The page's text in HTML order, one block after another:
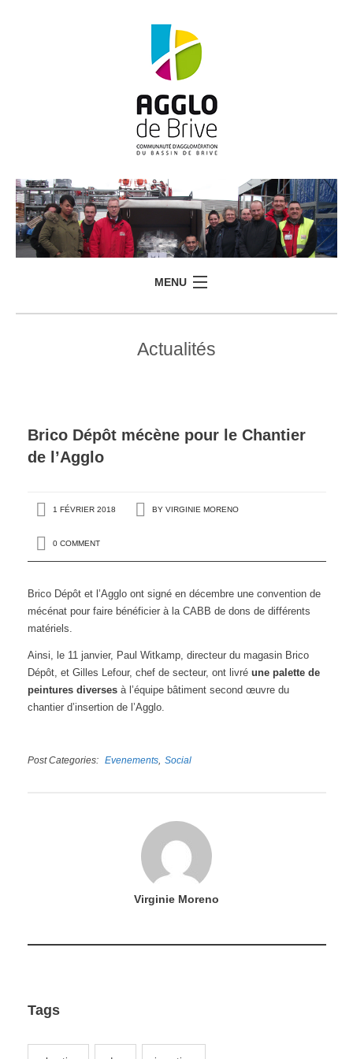
MENU
Actualités
Brico Dépôt mécène pour le Chantier
de l’Agglo
1 FÉVRIER 2018 BY VIRGINIE MORENO
0 COMMENT
Brico Dépôt et l’Agglo ont signé en décembre une convention de
mécénat pour faire bénéficier à la CABB de dons de différents
matériels.
Ainsi, le 11 janvier, Paul Witkamp, directeur du magasin Brico
Dépôt, et Gilles Lefour, chef de secteur, ont livré une palette de
peintures diversesà l’équipe bâtiment second œuvre du
chantier d’insertion de l’Agglo.
Post Categories Evenements Social
Virginie Moreno
Tags